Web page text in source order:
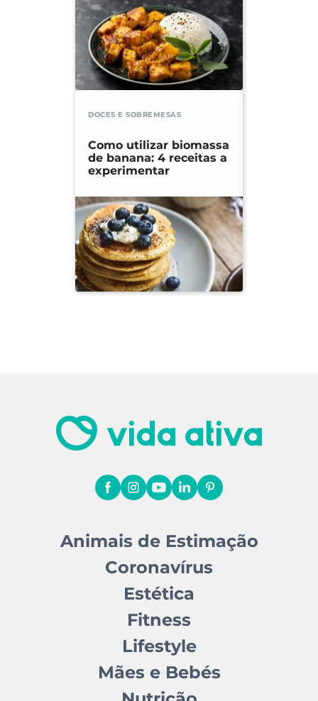
DOCES E SOBREMESAS
Como utilizar biomassa
de banana: 4 receitas a
experimentar
Animais de Estimação
Coronavírus
Estética
Fitness
Lifestyle
Mães e Bebés